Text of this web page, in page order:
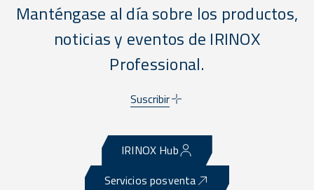
Manténgase al día sobre los productos,
noticias y eventos de IRINOX
Professional.
Suscribir
IRINOX Hub
Servicios posventa